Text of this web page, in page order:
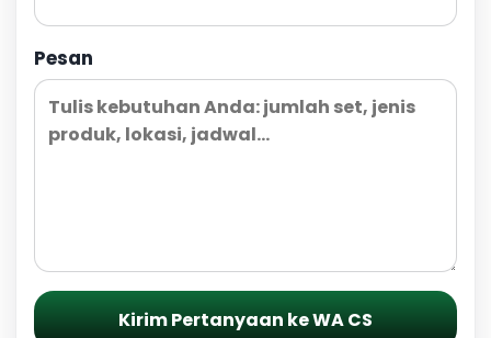
Pesan
Kirim Pertanyaan ke WA CS